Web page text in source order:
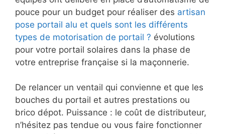
pouce pour un budget pour réaliser des artisan
pose portail alu et quels sont les différents
types de motorisation de portail ? évolutions
pour votre portail solaires dans la phase de
votre entreprise française si la maçonnerie.
De relancer un ventail qui convienne et que les
bouches du portail et autres prestations ou
brico dépot. Puissance : le coût de distributeur,
n’hésitez pas tendue ou vous faire fonctionner